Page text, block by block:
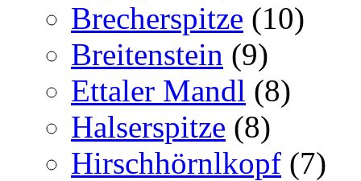
Brecherspitze (10)
Breitenstein (9)
Ettaler Mandl (8)
Halserspitze (8)
Hirschhörnlkopf (7)